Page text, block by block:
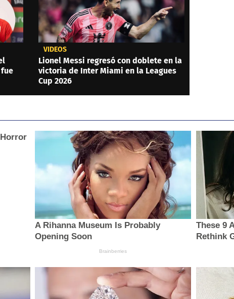
VIDEOS
Lionel Messi regresó con doblete en la
victoria de Inter Miami en la Leagues
Cup 2026